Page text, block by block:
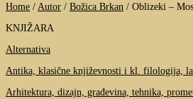
Home / Autor / Božica Brkan / Oblizeki –
KNJIŽARA
Alternativa
Antika, klasične književnosti i kl. filologija,
Arhitektura, dizajn, građevina, tehnika,